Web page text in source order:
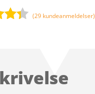
(29 kundeanmeldelser)